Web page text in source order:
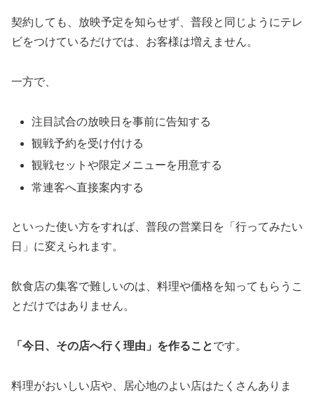
契約しても、放映予定を知らせず、普段と同じようにテレ
ビをつけているだけでは、お客様は増えません。
一方で、
注目試合の放映日を事前に告知する
観戦予約を受け付ける
観戦セットや限定メニューを用意する
常連客へ直接案内する
といった使い方をすれば、普段の営業日を「行ってみたい
日」に変えられます。
飲食店の集客で難しいのは、料理や価格を知ってもらうこ
とだけではありません。
「今日、その店へ行く理由」を作ることです。
料理がおいしい店や、居心地のよい店はたくさんありま